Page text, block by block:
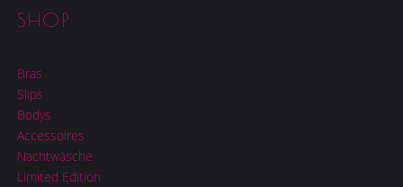
SHOP
Bras
Slips
Bodys
Accessoires
Nachtwäsche
Limited Edition